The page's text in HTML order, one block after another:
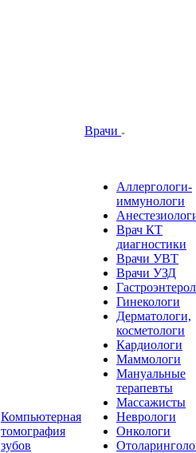
Компьютерная
томография
зубов
Врачи
Аллергологи-
иммунологи
Врач КТ
диагностики
Врачи УВТ
Врачи УЗД
Гинекологи
Дерматологи,
косметологи
Кардиологи
Маммологи
Мануальные
терапевты
Массажисты
Неврологи
Онкологи